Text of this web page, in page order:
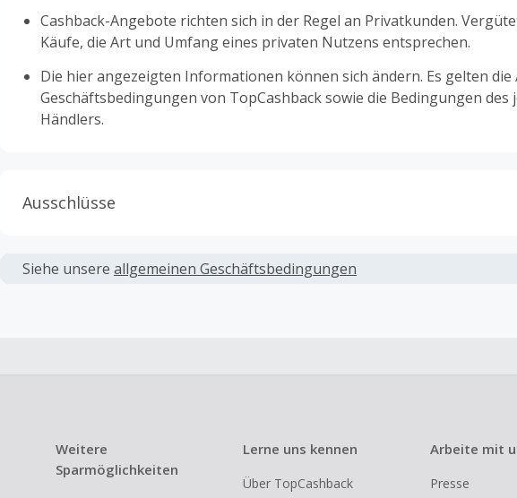
Cashback-Angebote richten sich in der Regel an Privatkunden.
Käufe, die Art und Umfang eines privaten Nutzens entsprechen.
Die hier angezeigten Informationen können sich ändern. Es gelten die
Geschäftsbedingungen von TopCashback sowie die Bedingungen des
Händlers.
Ausschlüsse
verwendet werden, die nicht ausdrücklich auf dieser Händlerseite von
Gewerbliche, Reseller- oder ungewöhnlich große Bestellungen sind
Händlern vom Cashback ausgeschlossen.
Siehe unsere allgemeinen Geschäftsbedingungen
Weitere
Sparmöglichkeiten
Lerne uns kennen
Über TopCashback
Arbeite mit
Presse